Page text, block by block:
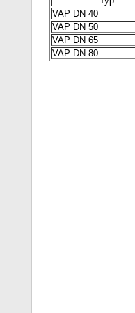
VAP DN 40
VAP DN 50
VAP DN 65
VAP DN 80